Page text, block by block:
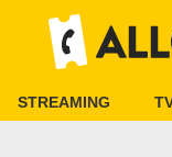
STREAMING